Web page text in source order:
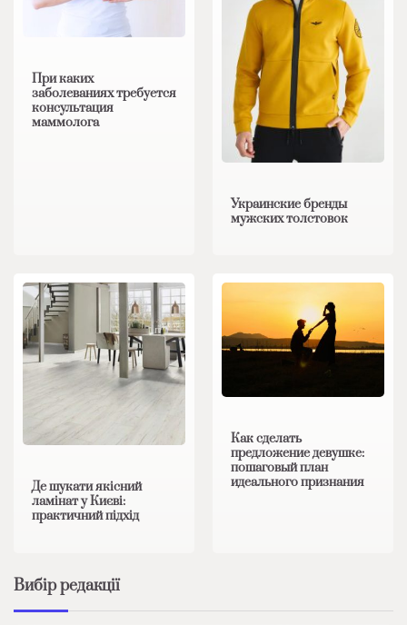
При каких
заболеваниях требуется
консультация
маммолога
Украинские бренды
мужских толстовок
Де шукати якісний
ламінат у Києві:
практичний підхід
Как сделать
предложение девушке:
пошаговый план
идеального признания
Вибір редакції